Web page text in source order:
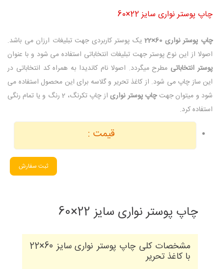
چاپ پوستر نواری سایز 22×60
چاپ پوستر نواری 60×22
یک پوستر کاربردی جهت تبلیغات ارزان می باشد.
اصولا از این نوع پوستر جهت تبلیغات انتخاباتی استفاده می شود و با عنوان
پوستر انتخاباتی مطرح میگردد. اصولا نام کاندیدا به همراه کد انتخاباتی در
این ساز چاپ می شود. از کاغذ تحریر و گلاسه برای این محصول استفاده می
شود و میتوان جهتچاپ پوستر نواری
از چاپ تکرنگ، 2 رنگ و یا تمام رنگی
استفاده کرد.
قیمت :
ثبت سفارش
چاپ پوستر نواری سایز 22×60
مشخصات کلی چاپ پوستر نواری سایز 60×22
با کاغذ تحریر